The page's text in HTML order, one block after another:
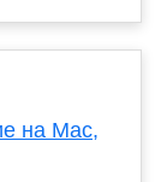
на Mac,